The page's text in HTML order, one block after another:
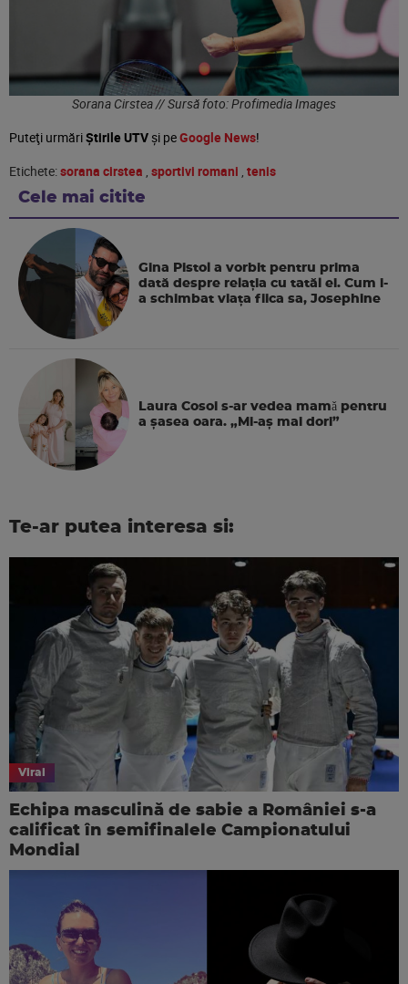
Sorana Cirstea // Sursă foto: Profimedia Images
Puteţi urmăriȘtirile UTVşi peGoogle News!
Etichete:sorana cirstea , sportivi romani , tenis
Cele mai citite
Gina Pistol a vorbit pentru prima
dată despre relația cu tatăl ei. Cum i-
a schimbat viața fiica sa, Josephine
Laura Cosoi s-ar vedea mamǎ pentru
a şasea oara. „Mi-aș mai dori”
Te-ar putea interesa si:
Viral
Echipa masculină de sabie a României s-a
calificat în semifinalele Campionatului
Mondial